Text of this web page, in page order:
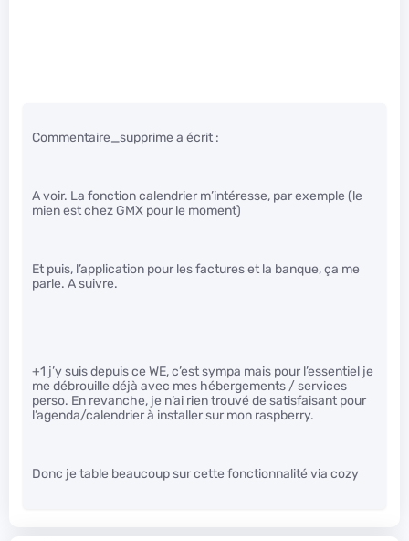
Commentaire_supprime a écrit :
A voir. La fonction calendrier m’intéresse, par exemple (le
mien est chez GMX pour le moment)
Et puis, l’application pour les factures et la banque, ça me
parle. A suivre.
+1 j’y suis depuis ce WE, c’est sympa mais pour l’essentiel je
me débrouille déjà avec mes hébergements / services
perso. En revanche, je n’ai rien trouvé de satisfaisant pour
l’agenda/calendrier à installer sur mon raspberry.
Donc je table beaucoup sur cette fonctionnalité via cozy